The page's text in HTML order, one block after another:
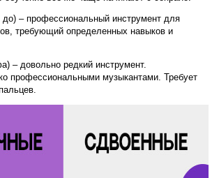
до) – профессиональный инструмент для
требующий определенных навыков и
– довольно редкий инструмент.
профессиональными музыкантами. Требует